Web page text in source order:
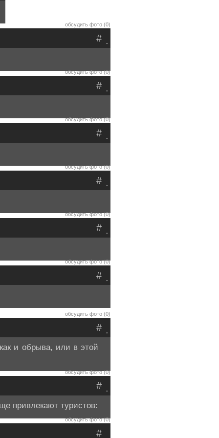
обсудить фото (0)
.
#
обсудить фото (0)
.
#
обсудить фото (0)
.
#
обсудить фото (0)
.
#
обсудить фото (0)
.
#
обсудить фото (0)
.
#
обсудить фото (0)
.
#
и обрыва, или в этой
обсудить фото (0)
.
#
привлекают туристов:
обсудить фото (0)
#